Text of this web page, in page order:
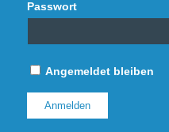
Passwort
Angemeldet bleiben